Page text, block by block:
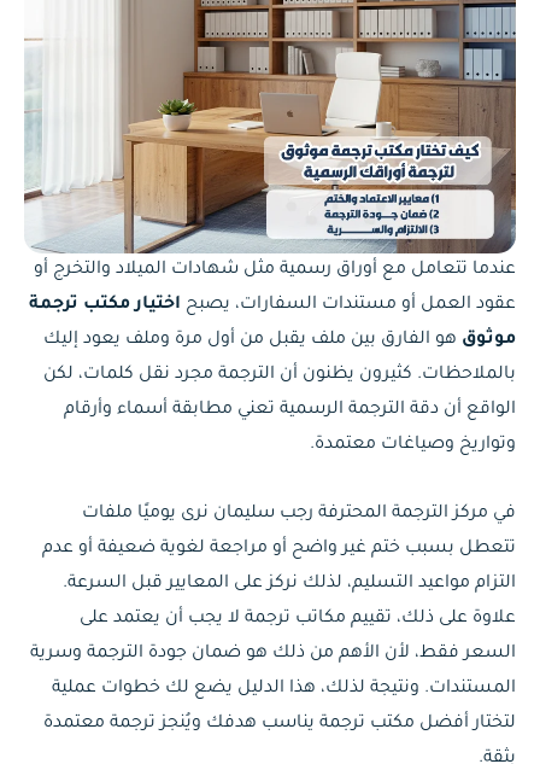
عندما تتعامل مع أوراق رسمية مثل شهادات الميلاد والتخرج أو
عقود العمل أو مستندات السفارات، يصبح اختيار مكتب ترجمة
موثوق هو الفارق بين ملف يقبل من أول مرة وملف يعود إليك
بالملاحظات. كثيرون يظنون أن الترجمة مجرد نقل كلمات، لكن
الواقع أن دقة الترجمة الرسمية تعني مطابقة أسماء وأرقام
وتواريخ وصياغات معتمدة.
في مركز الترجمة المحترفة رجب سليمان نرى يوميًا ملفات
تتعطل بسبب ختم غير واضح أو مراجعة لغوية ضعيفة أو عدم
التزام مواعيد التسليم، لذلك نركز على المعايير قبل السرعة.
علاوة على ذلك، تقييم مكاتب ترجمة لا يجب أن يعتمد على
السعر فقط، لأن الأهم من ذلك هو ضمان جودة الترجمة وسرية
المستندات. ونتيجة لذلك، هذا الدليل يضع لك خطوات عملية
لتختار أفضل مكتب ترجمة يناسب هدفك ويُنجز ترجمة معتمدة
بثقة.